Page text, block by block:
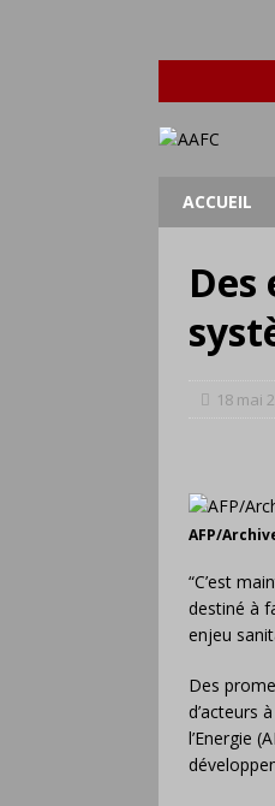
ACCUEIL
18 mai
AFP/
“C’est
destiné à
enjeu
Des
d’acteurs
l’Energie